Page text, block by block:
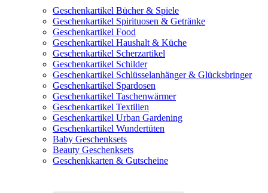
Geschenkartikel Bücher & Spiele
Geschenkartikel Spirituosen & Getränke
Geschenkartikel Food
Geschenkartikel Haushalt & Küche
Geschenkartikel Scherzartikel
Geschenkartikel Schilder
Geschenkartikel Schlüsselanhänger & Glücksbringer
Geschenkartikel Spardosen
Geschenkartikel Taschenwärmer
Geschenkartikel Textilien
Geschenkartikel Urban Gardening
Geschenkartikel Wundertüten
Baby Geschenksets
Beauty Geschenksets
Geschenkkarten & Gutscheine